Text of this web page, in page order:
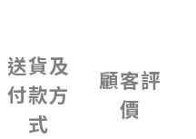
送貨及
付款方
式
顧客評
價